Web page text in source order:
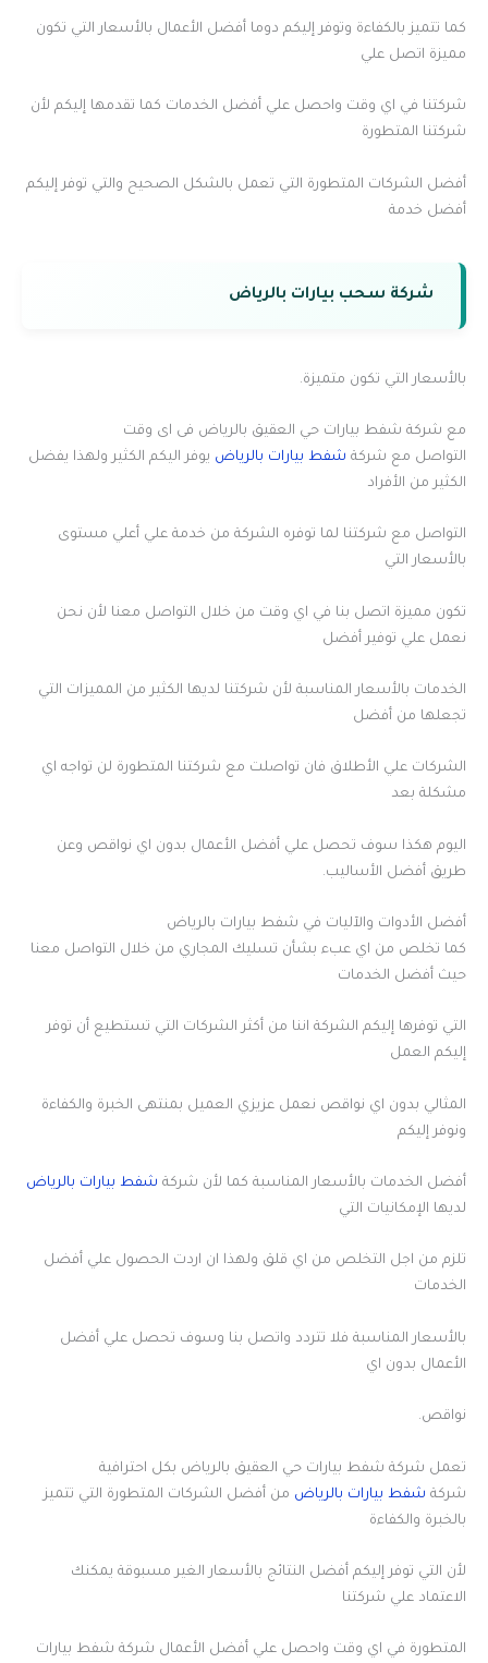
كما تتميز بالكفاءة وتوفر إليكم دوما أفضل الأعمال بالأسعار التي تكون
مميزة اتصل علي
شركتنا في اي وقت واحصل علي أفضل الخدمات كما تقدمها إليكم لأن
شركتنا المتطورة
أفضل الشركات المتطورة التي تعمل بالشكل الصحيح والتي توفر إليكم
أفضل خدمة
شركة سحب بيارات بالرياض
بالأسعار التي تكون متميزة.
مع شركة شفط بيارات حي العقيق بالرياض فى اى وقت
التواصل مع شركة شفط بيارات بالرياض يوفر اليكم الكثير ولهذا يفضل
الكثير من الأفراد
التواصل مع شركتنا لما توفره الشركة من خدمة علي أعلي مستوى
بالأسعار التي
تكون مميزة اتصل بنا في اي وقت من خلال التواصل معنا لأن نحن
نعمل علي توفير أفضل
الخدمات بالأسعار المناسبة لأن شركتنا لديها الكثير من المميزات التي
تجعلها من أفضل
الشركات علي الأطلاق فان تواصلت مع شركتنا المتطورة لن تواجه اي
مشكلة بعد
اليوم هكذا سوف تحصل علي أفضل الأعمال بدون اي نواقص وعن
طريق أفضل الأساليب.
أفضل الأدوات والآليات في شفط بيارات بالرياض
كما تخلص من اي عبء بشأن تسليك المجاري من خلال التواصل معنا
حيث أفضل الخدمات
التي توفرها إليكم الشركة اننا من أكثر الشركات التي تستطيع أن توفر
إليكم العمل
المثالي بدون اي نواقص نعمل عزيزي العميل بمنتهى الخبرة والكفاءة
ونوفر إليكم
أفضل الخدمات بالأسعار المناسبة كما لأن شركة شفط بيارات بالرياض
لديها الإمكانيات التي
تلزم من اجل التخلص من اي قلق ولهذا ان اردت الحصول علي أفضل
الخدمات
بالأسعار المناسبة فلا تتردد واتصل بنا وسوف تحصل علي أفضل
الأعمال بدون اي
نواقص.
تعمل شركة شفط بيارات حي العقيق بالرياض بكل احترافية
شركة شفط بيارات بالرياض من أفضل الشركات المتطورة التي تتميز
بالخبرة والكفاءة
لأن التي توفر إليكم أفضل النتائج بالأسعار الغير مسبوقة يمكنك
الاعتماد علي شركتنا
المتطورة في اي وقت واحصل علي أفضل الأعمال شركة شفط بيارات